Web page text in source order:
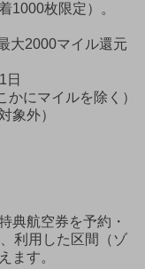
1000枚限定）。
大2000マイル還元
日
にマイルを除く）
象外）
典航空券を予約・
利用した区間（ゾ
ます。